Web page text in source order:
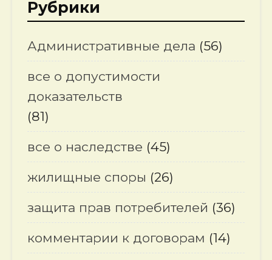
Рубрики
Административные дела (56)
все о допустимости
доказательств
(81)
все о наследстве (45)
жилищные споры (26)
защита прав потребителей (36)
комментарии к договорам (14)